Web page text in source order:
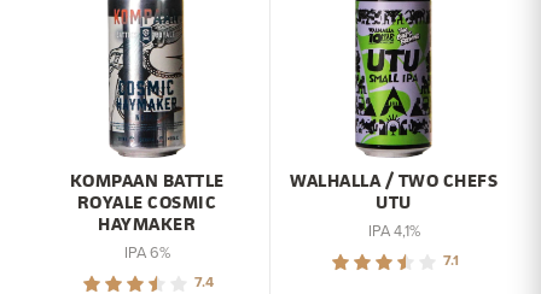
KOMPAAN BATTLE
ROYALE COSMIC
HAYMAKER
IPA 6%
7.4
WALHALLA / TWO CHEFS
UTU
IPA 4,1%
7.1